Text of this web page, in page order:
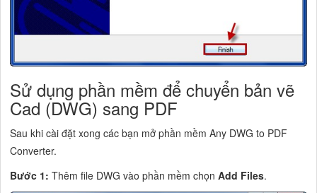
Sử dụng phần mềm để chuyển bản vẽ
Cad (DWG) sang PDF
Sau khi cài đặt xong các bạn mở phần mềm Any DWG to PDF
Converter.
Bước 1: Thêm file DWG vào phần mềm chọnAdd Files.